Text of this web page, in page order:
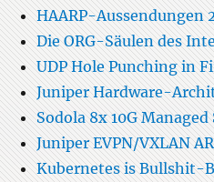
HAARP-Aussendungen
Die ORG-Säulen des
UDP Hole Punching in
Juniper Hardware-
Sodola 8x 10G Managed
Juniper EVPN/VXLAN
Kubernetes is Bullshit-